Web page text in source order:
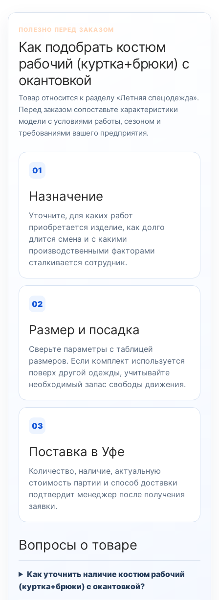
ПОЛЕЗНО ПЕРЕД ЗАКАЗОМ
Как подобрать костюм
рабочий (куртка+брюки) с
окантовкой
Товар относится к разделу «Летняя спецодежда».
Перед заказом сопоставьте характеристики
модели с условиями работы, сезоном и
требованиями вашего предприятия.
01
Назначение
Уточните, для каких работ
приобретается изделие, как долго
длится смена и с какими
производственными факторами
сталкивается сотрудник.
02
Размер и посадка
Сверьте параметры с таблицей
размеров. Если комплект используется
поверх другой одежды, учитывайте
необходимый запас свободы движения.
03
Поставка в Уфе
Количество, наличие, актуальную
стоимость партии и способ доставки
подтвердит менеджер после получения
заявки.
Вопросы о товаре
Как уточнить наличие костюм рабочий
(куртка+брюки) с окантовкой?